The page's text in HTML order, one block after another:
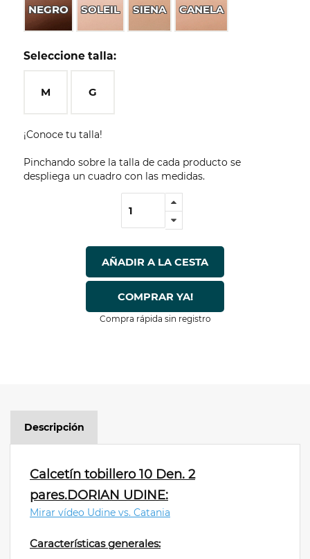
NEGRO SOLEIL SIENA CANELA
Seleccione talla:
M G
¡Conoce tu talla!
Pinchando sobre la talla de cada producto se
despliega un cuadro con las medidas.
AÑADIR A LA CESTA
COMPRAR YA!
Compra rápida sin registro
Descripción
Calcetín tobillero 10 Den. 2
pares.DORIAN UDINE:
Mirar vídeo Udine vs. Catania
Características generales: